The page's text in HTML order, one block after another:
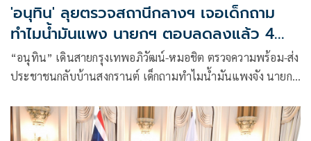
'อนุทิน' ลุยตรวจสถานีกลางฯ เจอเด็กถาม
ทำไมน้ำมันแพง นายกฯ ตอบลดลงแล้ว 4
บาท
“อนุทิน” เดินสายกรุงเทพอภิวัฒน์-หมอชิต ตรวจความพร้อม-ส่ง
ประชาชนกลับบ้านสงกรานต์ เด็กถามทำไมน้ำมันแพงจัง นายกฯ